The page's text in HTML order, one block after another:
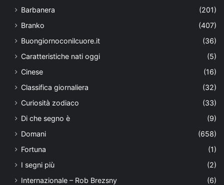
Barbanera
(201)
Branko
(407)
Buongiornoconilcuore.it
(36)
Caratteristiche nati oggi
(5)
Cinese
(16)
Classifica giornaliera
(32)
Curiosità zodiaco
(33)
Di che segno è
(9)
Domani
(658)
Fortuna
(1)
I segni più
(2)
Internazionale – Rob Brezsny
(6)